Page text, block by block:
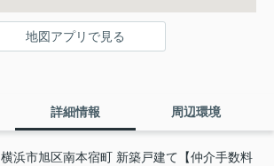
地図アプリで見る
詳細情報 周辺環境
横浜市旭区南本宿町 新築戸建て【仲介手数料